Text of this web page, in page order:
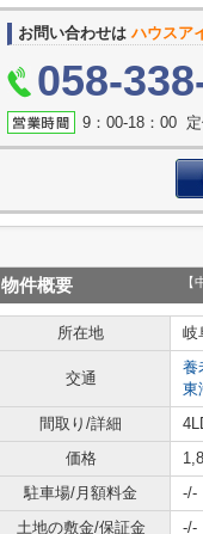
お問い合わせは ハウスア
058-
9：00‐18：00
物件概要 【
所在地 岐
交通
養
東
間取り/詳細
価格
駐車場/月額料金
-/-
土地の敷金/保証金
-/-